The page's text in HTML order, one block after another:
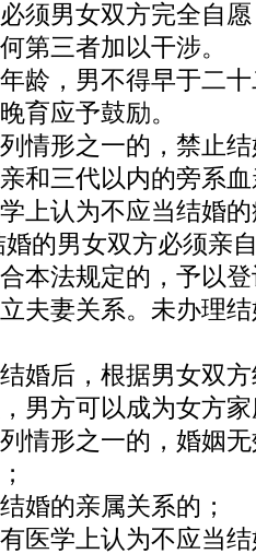
男女双方完全自愿
第三者加以干涉。
，男不得早于二十
育应予鼓励。
形之一的，禁止结
三代以内的旁系血
认为不应当结婚的
男女双方必须亲
本法规定的，予以
夫妻关系。未办理
后，根据男女双方
男方可以成为女方
形之一的，婚姻无
的亲属关系的；
学上认为不应当结